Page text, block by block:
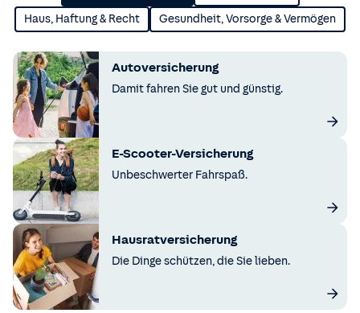
Haus, Haftung & Recht Gesundheit, Vorsorge & Vermögen
Autoversicherung
Damit fahren Sie gut und günstig.
E-Scooter-Versicherung
Unbeschwerter Fahrspaß.
Hausratversicherung
Die Dinge schützen, die Sie lieben.